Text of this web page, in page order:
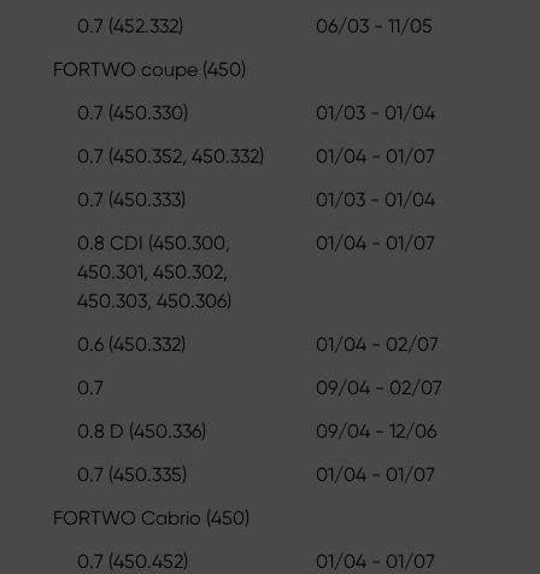
0.7 (452.332)
06/03 - 11/05
FORTWO coupe (450)
0.7 (450.330)
01/03 - 01/04
0.7 (450.352, 450.332)
01/04 - 01/07
0.7 (450.333)
01/03 - 01/04
0.8 CDI (450.300,
450.301, 450.302,
450.303, 450.306)
01/04 - 01/07
0.6 (450.332)
01/04 - 02/07
0.7
09/04 - 02/07
0.8 D (450.336)
09/04 - 12/06
0.7 (450.335)
01/04 - 01/07
FORTWO Cabrio (450)
0.7 (450.452)
01/04 - 01/07